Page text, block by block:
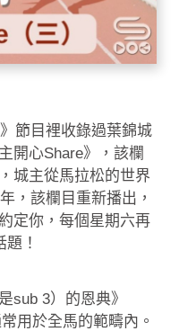
節目裡收錄過葉錦城
開心Share》，該欄
城主從馬拉松的世界
，該欄目重新播出，
定你，每個星期六再
！
sub 3）的恩典》
用於全馬的範疇內。